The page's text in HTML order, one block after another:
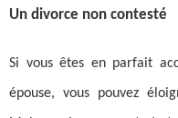
Un divorce non contesté
Si vous êtes en parfait
épouse, vous pouvez